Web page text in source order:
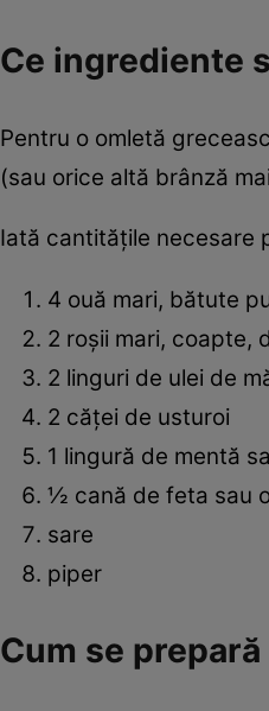
Ce ingrediente
Pentru o omletă
(sau orice altă brânză
Iată cantităţile necesare
4 ouă mari, bătute
2 roşii mari, coapte,
2 linguri de ulei de
2 căţei de usturoi
1 lingură de mentă
½ cană de feta sau
sare
piper
Cum se